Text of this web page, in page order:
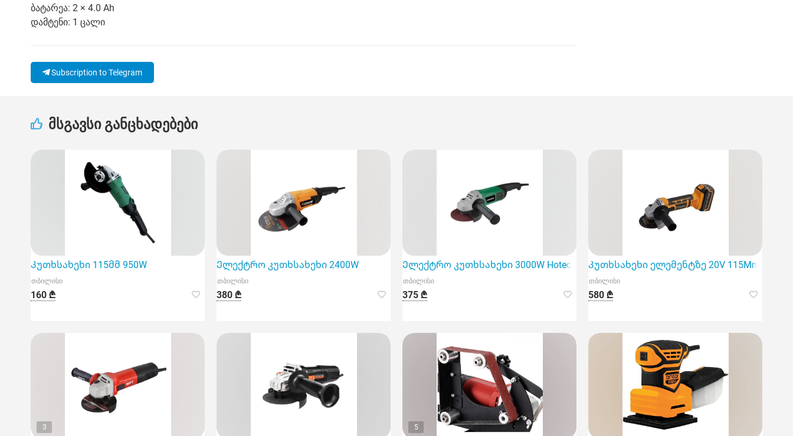
ბატარეა: 2 × 4.0 Ah
დამტენი: 1 ცალი
Subscription to Telegram
მსგავსი განცხადებები
Კუთხსახეხი 115მმ 950W
თბილისი
160 ₾
Ელექტრო კუთხსახეხი 2400W
თბილისი
380 ₾
Ელექტრო კუთხსახეხი 3000W Hoteche
თბილისი
375 ₾
Კუთხსახეხი ელემენტზე 20V 115Mm
თბილისი
580 ₾
3 5